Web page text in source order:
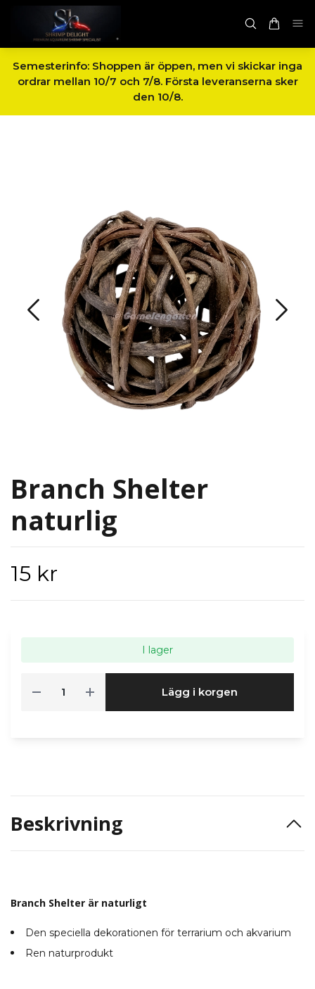
Semesterinfo: Shoppen är öppen, men vi skickar inga
ordrar mellan 10/7 och 7/8. Första leveranserna sker
den 10/8.
Branch Shelter
naturlig
15 kr
I lager
Lägg i korgen
Beskrivning
Branch Shelter är naturligt
Den speciella dekorationen för terrarium och akvarium
Ren naturprodukt